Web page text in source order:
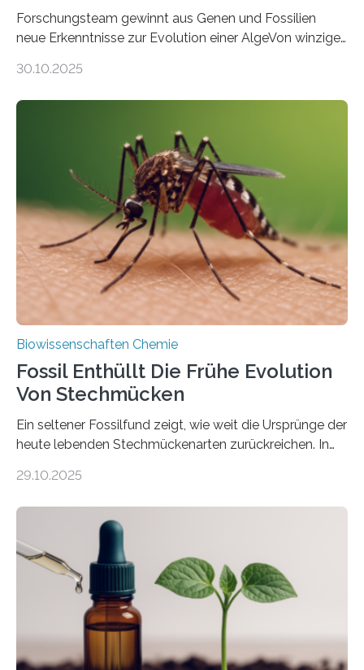
Forschungsteam gewinnt aus Genen und Fossilien
neue Erkenntnisse zur Evolution einer AlgeVon winzigen
Landpflanzen zählen zu den komplexesten
Grünalgen, die vor Hunderten von Millionen Jahren
lebten. Unter den Vorfahren sticht eine Gruppe heraus,
die noch heute in der Natur vorkommt: die
Süßwasseralge Coleochaetophyceae. Einige Arten
dieser Gruppe bilden aus Zellfäden dichte Geflechte
mit scheibenförmiger Gestalt. Was auffällig ist: Die
nächsten…
30.10.2025
Biowissenschaften Chemie
Fossil Enthüllt Die Frühe Evolution
Von Stechmücken
Ein seltener Fossilfund zeigt, wie weit die Ursprünge der
heute lebenden Stechmückenarten zurückreichen. In
Forschende die bisher älteste bekannte Stechmücken-
Region Kachin in Myanmar und hat sich in
ausgezeichnetem Zustand erhalten. Es konnte als neue
Art einer neuen Gattung beschrieben werden und trägt
nun den Namen Cretosabethes primaevus. Dieser erste
fossile Nachweis einer Stechmückenlarve in Bernstein
stellt gleichzeitig den ersten Fossilfund einer
Mückenlarve aus dem Mesozoikum dar, denn…
29.10.2025